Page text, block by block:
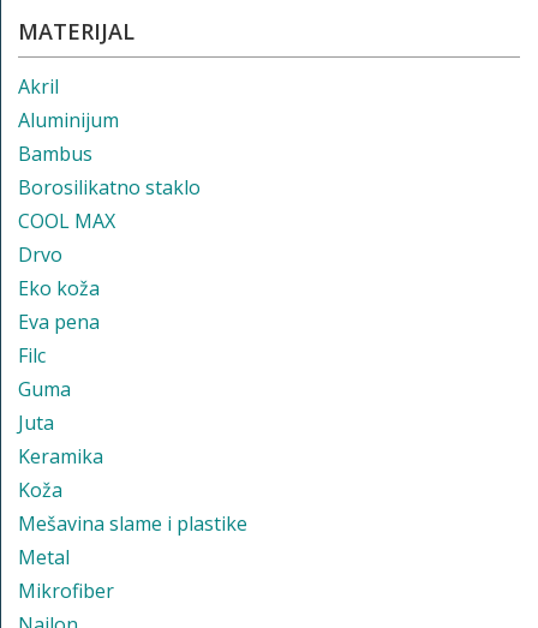
MATERIJAL
Akril
Aluminijum
Bambus
Borosilikatno staklo
COOL MAX
Drvo
Eko koža
Eva pena
Filc
Guma
Juta
Keramika
Koža
Mešavina slame i plastike
Metal
Mikrofiber